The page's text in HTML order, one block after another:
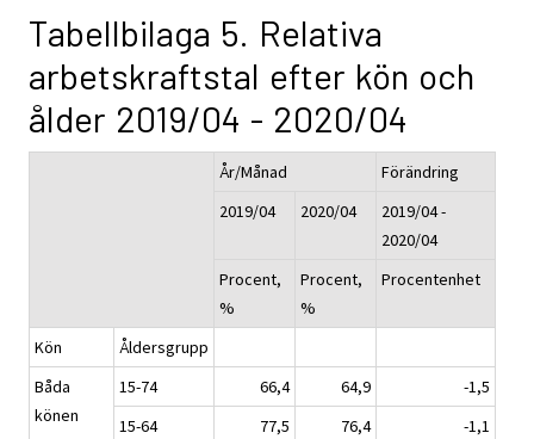
Tabellbilaga 5. Relativa
arbetskraftstal efter kön och
ålder 2019/04 - 2020/04
År/Månad
Förändring
2019/04
2020/04
2019/04 -
2020/04
Procent,
%
Procent,
%
Procentenhet
Kön
Åldersgrupp
Båda
könen
15-74 66,4 64,9
-1,5
15-64
77,5 76,4
-1,1